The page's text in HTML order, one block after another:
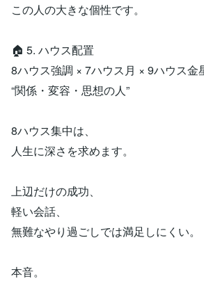
この人の大きな個性です。
🏠 5. ハウス配置
8ハウス強調 × 7ハウス月 × 9ハウス金
“関係・変容・思想の人”
8ハウス集中は、
人生に深さを求めます。
上辺だけの成功、
軽い会話、
無難なやり過ごしでは満足しにくい。
本音。